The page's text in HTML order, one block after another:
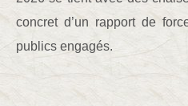
concret d’un rapport de
publics engagés.